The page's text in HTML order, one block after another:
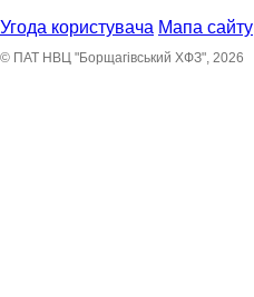
Угода користувача Мапа сайту
© ПАТ НВЦ "Борщагівський ХФЗ", 2026